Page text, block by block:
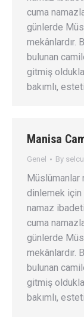
cuma
günlerde
mekânlardır.
bulunan
gitmiş
bakımlı,
Manisa
Genel By
Müslümanlar
dinlemek için
namaz
cuma
günlerde
mekânlardır.
bulunan
gitmiş
bakımlı,